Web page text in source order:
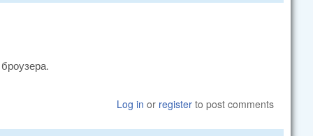
Log in or register to post comments